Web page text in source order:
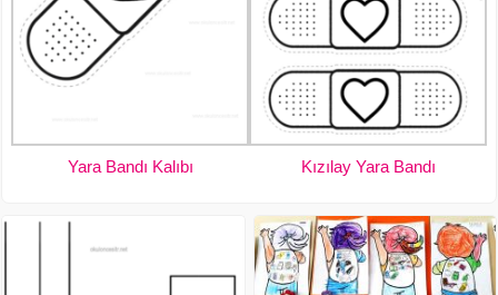
Yara Bandı Kalıbı Kızılay Yara Bandı